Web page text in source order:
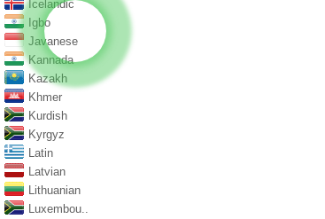
Icelandic
Igbo
Javanese
Kannada
Kazakh
Khmer
Kurdish
Kyrgyz
Latin
Latvian
Lithuanian
Luxembou..